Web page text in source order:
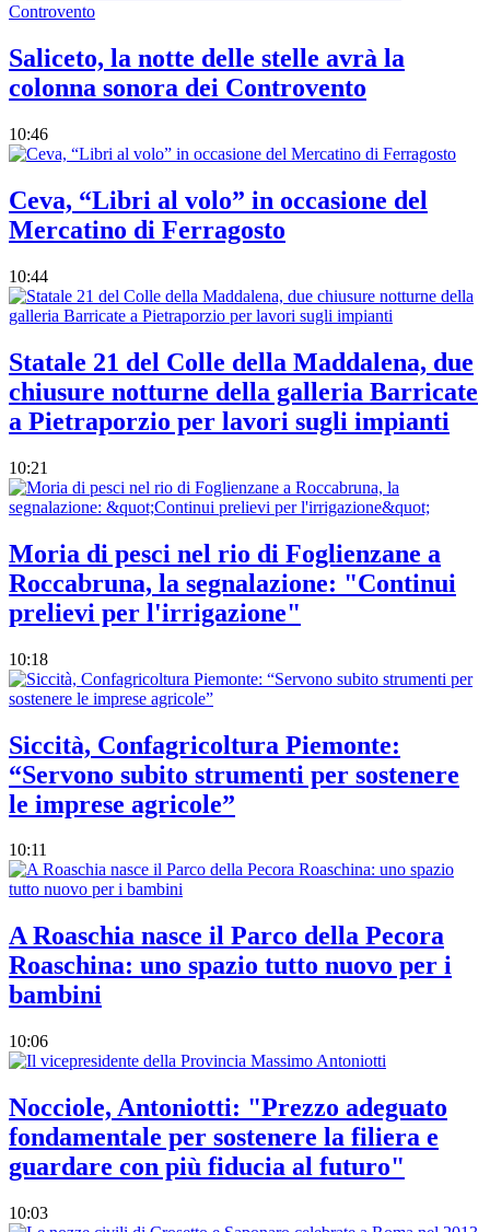
Saliceto, la notte delle stelle avrà la
colonna sonora dei Controvento
10:46
Ceva, “Libri al volo” in occasione del
Mercatino di Ferragosto
10:44
Statale 21 del Colle della Maddalena, due
chiusure notturne della galleria Barricate
a Pietraporzio per lavori sugli impianti
10:21
Moria di pesci nel rio di Foglienzane a
Roccabruna, la segnalazione: "Continui
prelievi per l'irrigazione"
10:18
Siccità, Confagricoltura Piemonte:
“Servono subito strumenti per sostenere
le imprese agricole”
10:11
A Roaschia nasce il Parco della Pecora
Roaschina: uno spazio tutto nuovo per i
bambini
10:06
Nocciole, Antoniotti: "Prezzo adeguato
fondamentale per sostenere la filiera e
guardare con più fiducia al futuro"
10:03